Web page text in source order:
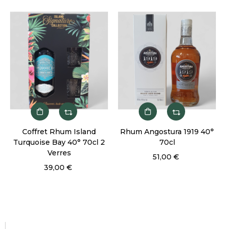
Coffret Rhum Island
Turquoise Bay 40° 70cl 2
Verres
39,00 €
Rhum Angostura 1919 40°
70cl
51,00 €